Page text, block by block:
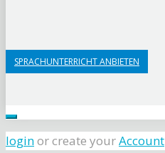
SPRACHUNTERRICHT ANBIETEN
loginor create yourAccount